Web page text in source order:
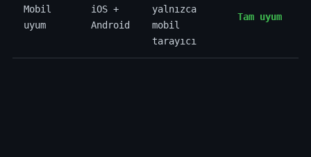
Mobil
uyum
iOS +
Android
yalnızca
mobil
tarayıcı
Tam uyum